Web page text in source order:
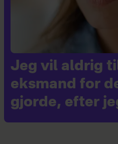
Jeg vil aldrig
eksmand for
gjorde, efter